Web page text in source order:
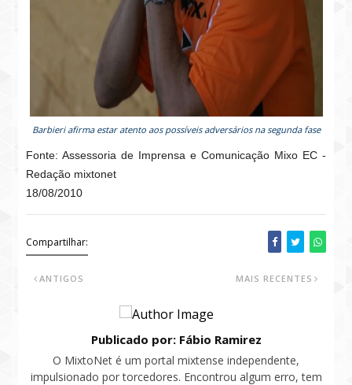
Barbieri afirma estar atento aos possíveis adversários na segunda fase
Fonte: Assessoria de Imprensa e Comunicação Mixo EC -
Redação mixtonet
18/08/2010
Compartilhar:
MAIS RECENTES
ANTIGOS
Publicado por: Fábio Ramirez
O MixtoNet é um portal mixtense independente,
impulsionado por torcedores. Encontrou algum erro, tem